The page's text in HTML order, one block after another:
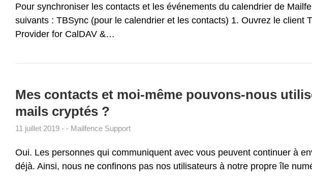
Pour synchroniser les contacts et les événements du calendrier de
suivants : TBSync (pour le calendrier et les contacts) 1. Ouvrez le
Provider for CalDAV &…
Mes contacts et moi-même pouvons-nous
mails cryptés ?
11 juillet 2019 Mailfence Support
Oui. Les personnes qui communiquent avec vous peuvent continuer à
déjà. Ainsi, nous ne confinons pas nos utilisateurs à notre propre île